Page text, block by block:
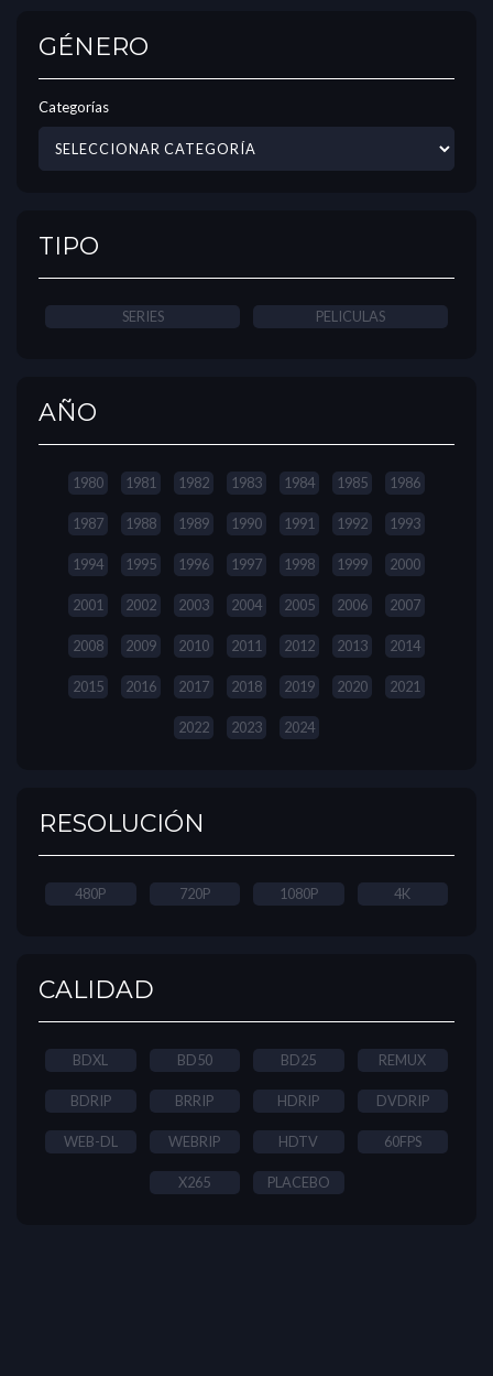
GÉNERO
Categorías
TIPO
SERIES PELICULAS
AÑO
1980 1981 1982 1983 1984 1985 1986
1987 1988 1989 1990 1991 1992 1993
1994 1995 1996 1997 1998 1999 2000
2001 2002 2003 2004 2005 2006 2007
2008 2009 2010 2011 2012 2013 2014
2015 2016 2017 2018 2019 2020 2021
2022 2023 2024
RESOLUCIÓN
480P 720P 1080P 4K
CALIDAD
BDXL BD50 BD25 REMUX
BDRIP BRRIP HDRIP DVDRIP
WEB-DL WEBRIP HDTV 60FPS
X265 PLACEBO